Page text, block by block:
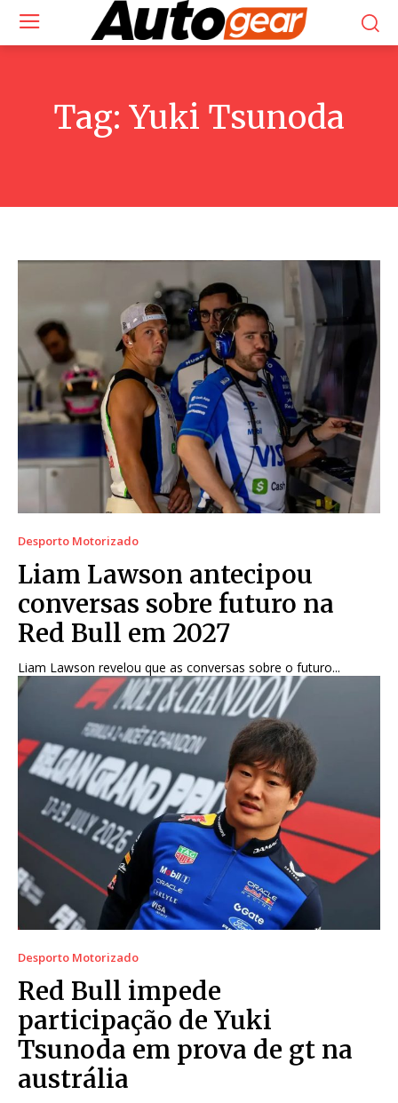
Tag: Yuki Tsunoda
Desporto Motorizado
Liam Lawson antecipou
conversas sobre futuro na
Red Bull em 2027
Liam Lawson revelou que as conversas sobre o futuro...
Desporto Motorizado
Red Bull impede
participação de Yuki
Tsunoda em prova de gt na
austrália